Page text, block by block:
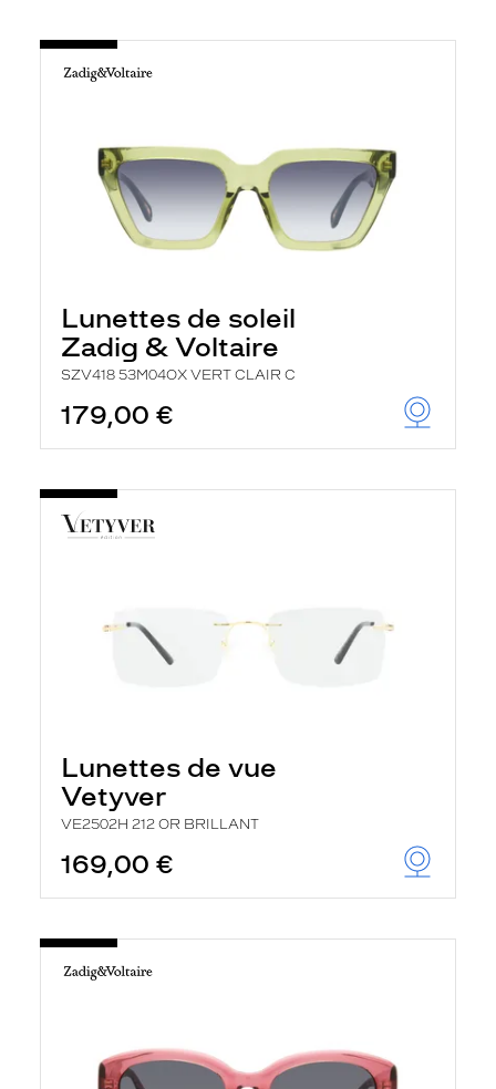
Lunettes de soleil
Zadig & Voltaire
SZV418 53M04OX VERT CLAIR C
179,00 €
Lunettes de vue
Vetyver
VE2502H 212 OR BRILLANT
169,00 €